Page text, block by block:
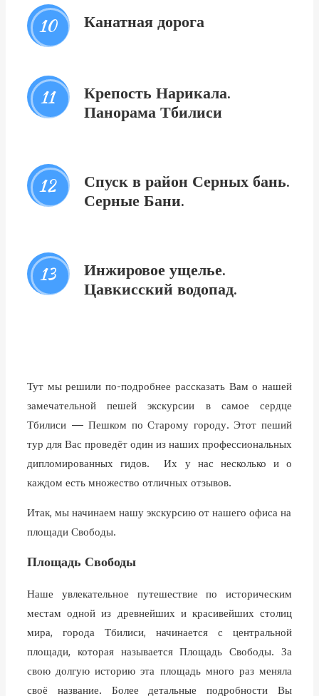
10 Канатная дорога
11
Крепость Нарикала.
Панорама Тбилиси
12
Спуск в район Серных бань.
Серные Бани.
13
Инжировое ущелье.
Цавкисский водопад.
Тут мы решили по-подробнее рассказать Вам о нашей
замечательной пешей экскурсии в самое сердце
Тбилиси — Пешком по Старому городу. Этот пеший
тур для Вас проведёт один из наших профессиональных
дипломированных гидов. Их у нас несколько и о
каждом есть множество отличных отзывов.
Итак, мы начинаем нашу экскурсию от нашего офиса на
площади Свободы.
Площадь Свободы
Наше увлекательное путешествие по историческим
местам одной из древнейших и красивейших столиц
мира, города Тбилиси, начинается с центральной
площади, которая называется Площадь Свободы. За
свою долгую историю эта площадь много раз меняла
своё название. Более детальные подробности Вы